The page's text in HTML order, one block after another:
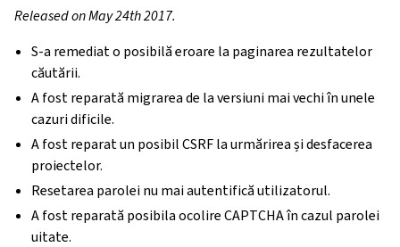
Released on May 24th 2017.
S-a remediat o posibilă eroare la paginarea rezultatelor
căutării.
A fost reparată migrarea de la versiuni mai vechi în unele
cazuri dificile.
A fost reparat un posibil CSRF la urmărirea și desfacerea
proiectelor.
Resetarea parolei nu mai autentifică utilizatorul.
A fost reparată posibila ocolire CAPTCHA în cazul parolei
uitate.